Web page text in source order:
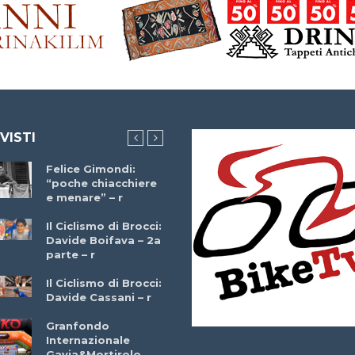
Felice Gimondi:
“poche chiacchiere
e menare” – r
Il Ciclismo di Brocci:
Davide Boifava – 2a
parte – r
Il Ciclismo di Brocci:
Davide Cassani – r
Granfondo
Internazionale
Brocci Incontra
Giuseppe Martinelli
– r
Che cos’è il
triathlon? Con
Simone Diamantini
– r
Marzo 2025 –